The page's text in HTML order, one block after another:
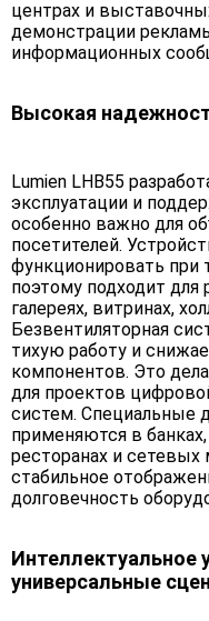
центрах и
демонстрации
информационных
Высокая
Lumien LHB55
эксплуатации и
особенно важно для
посетителей.
функционировать при
поэтому подходит
галереях, витринах,
Безвентиляторная
тихую работу и
компонентов. Это
для проектов
систем. Специальные
применяются в банках,
ресторанах и сетевых
стабильное
долговечность
Интеллектуальное
универсальные